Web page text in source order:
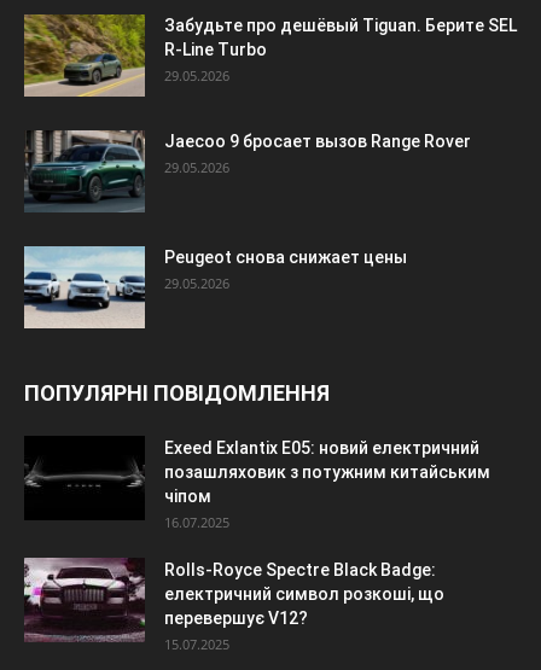
Забудьте про дешёвый Tiguan. Берите SEL
R-Line Turbo
29.05.2026
Jaecoo 9 бросает вызов Range Rover
29.05.2026
Peugeot снова снижает цены
29.05.2026
ПОПУЛЯРНІ ПОВІДОМЛЕННЯ
Exeed Exlantix E05: новий електричний
позашляховик з потужним китайським
чіпом
16.07.2025
Rolls-Royce Spectre Black Badge:
електричний символ розкоші, що
перевершує V12?
15.07.2025